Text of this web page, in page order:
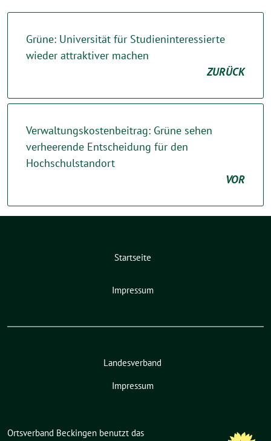
Grüne: Universität für Studieninteressierte
wieder attraktiver machen
ZURÜCK
Verwaltungskostenbeitrag: Grüne sehen
verheerende Entscheidung für den
Hochschulstandort
VOR
Startseite
Impressum
Landesverband
Impressum
Ortsverband Beckingen benutzt das